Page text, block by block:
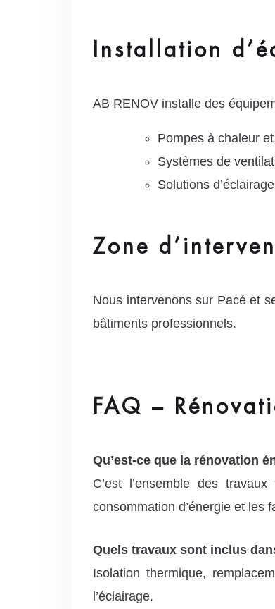
Installation
AB RENOV installe des
Pompes à chaleur
Systèmes de
Solutions
Zone
Nous intervenons sur Pacé et
bâtiments professionnels.
FAQ –
Qu’est-ce que la rénovation
C’est l’ensemble des
consommation d’énergie et les
Quels travaux sont inclus
Isolation thermique,
l’éclairage.